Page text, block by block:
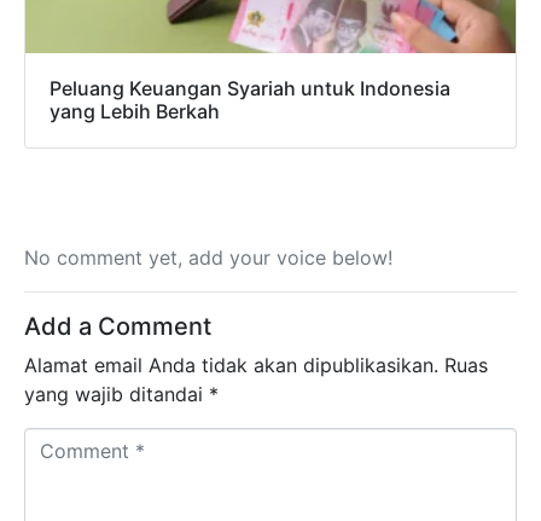
Peluang Keuangan Syariah untuk Indonesia
yang Lebih Berkah
No comment yet, add your voice below!
Add a Comment
Alamat email Anda tidak akan dipublikasikan. Ruas
yang wajib ditandai *
Comment *